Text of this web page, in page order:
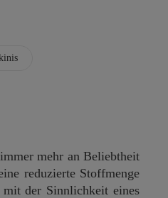
mehr an Beliebtheit
reduzierte Stoffmenge
mit der Sinnlichkeit eines